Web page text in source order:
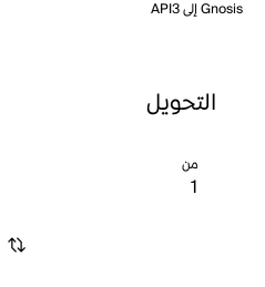
Gnosis إلى API3
التحويل
من